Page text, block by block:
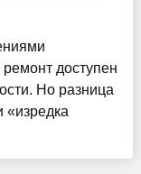
доступен
Но разница